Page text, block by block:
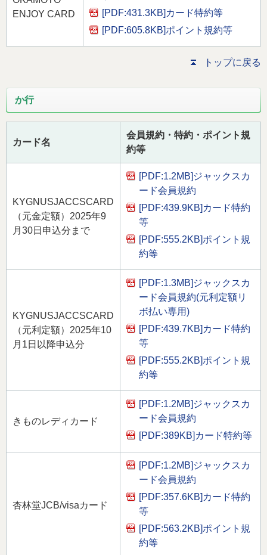
ENJOY CARD
[PDF:431.3KB] カード特約等
[PDF:605.8KB]ポイント規約等
トップに戻る
か行
カード名
会員規約・特約・ポイント規
約等
KYGNUSJACCSCARD
（元金定額）2025年9
月30日申込分まで
[PDF:1.2MB] ジャックスカ
ード会員規約
[PDF:439.9KB] カード特約
等
[PDF:555.2KB]ポイント規
約等
KYGNUSJACCSCARD
（元利定額）2025年10
月1日以降申込分
[PDF:1.3MB] ジャックスカ
ード会員規約(元利定額リ
ボ払い専用)
[PDF:439.7KB] カード特約
等
[PDF:555.2KB]ポイント規
約等
きものレディカード
[PDF:1.2MB] ジャックスカ
ード会員規約
[PDF:389KB] カード特約等
杏林堂JCB/visaカード
[PDF:1.2MB] ジャックスカ
ード会員規約
[PDF:357.6KB] カード特約
等
[PDF:563.2KB]ポイント規
約等